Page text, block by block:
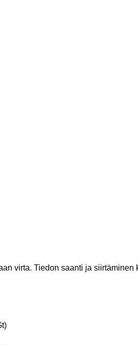
virta. Tiedon saanti ja siirtäminen